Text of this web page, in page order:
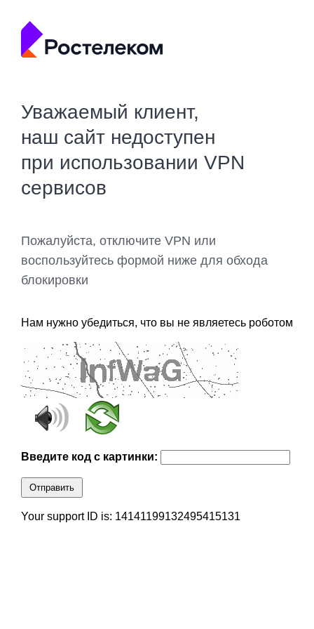
Уважаемый клиент,
наш сайт недоступен
при использовании VPN
сервисов
Пожалуйста, отключите VPN или
воспользуйтесь формой ниже для обхода
блокировки
Нам нужно убедиться, что вы не являетесь роботом
Введите код с картинки:
Отправить
Your support ID is: 14141199132495415131